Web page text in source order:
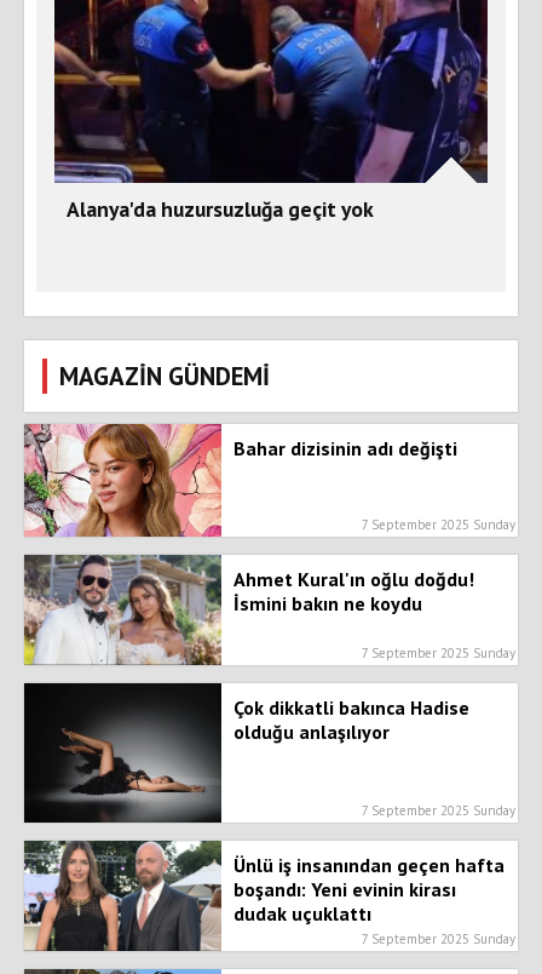
Alanya'da huzursuzluğa geçit yok
MAGAZİN GÜNDEMİ
Bahar dizisinin adı değişti
7 September 2025 Sunday
Ahmet Kural'ın oğlu doğdu!
İsmini bakın ne koydu
7 September 2025 Sunday
Çok dikkatli bakınca Hadise
olduğu anlaşılıyor
7 September 2025 Sunday
Ünlü iş insanından geçen hafta
boşandı: Yeni evinin kirası
dudak uçuklattı
7 September 2025 Sunday